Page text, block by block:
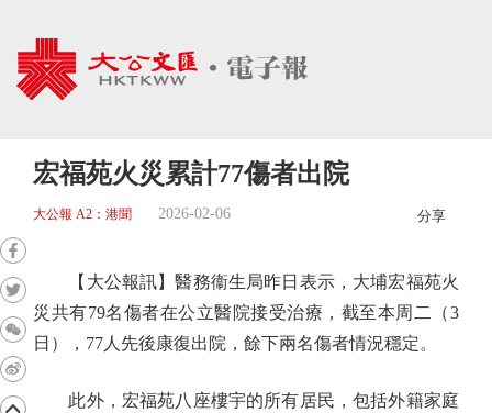
宏福苑火災累計77傷者出院
大公報 A2：港聞 2026-02-06 分享
【大公報訊】醫務衞生局昨日表示，大埔宏福苑火
災共有79名傷者在公立醫院接受治療，截至本周二（3
日），77人先後康復出院，餘下兩名傷者情況穩定。
此外，宏福苑八座樓宇的所有居民，包括外籍家庭